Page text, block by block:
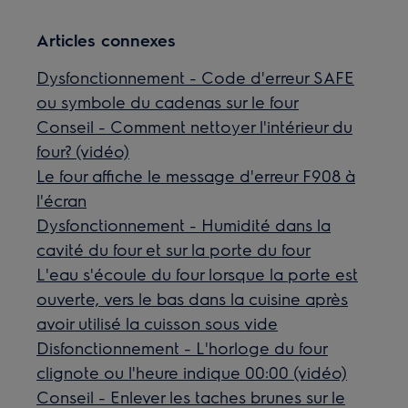
Articles connexes
Dysfonctionnement - Code d'erreur SAFE
ou symbole du cadenas sur le four
Conseil - Comment nettoyer l'intérieur du
four? (vidéo)
Le four affiche le message d'erreur F908 à
l'écran
Dysfonctionnement - Humidité dans la
cavité du four et sur la porte du four
L'eau s'écoule du four lorsque la porte est
ouverte, vers le bas dans la cuisine après
avoir utilisé la cuisson sous vide
Disfonctionnement - L'horloge du four
clignote ou l'heure indique 00:00 (vidéo)
Conseil - Enlever les taches brunes sur le